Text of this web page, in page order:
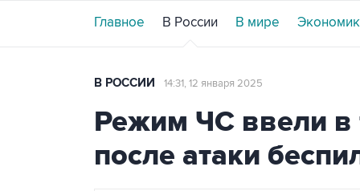
Главное В России В мире
В РОССИИ 14:31, 12 января 2025
Режим ЧС ввели в
после атаки